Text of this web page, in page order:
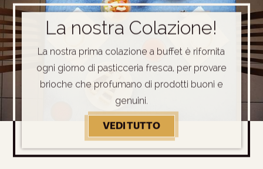
La nostra Colazione!
La nostra prima colazione a buffet è rifornita
ogni giorno di pasticceria fresca, per provare
brioche che profumano di prodotti buoni e
genuini.
VEDI TUTTOLA NOSTRA